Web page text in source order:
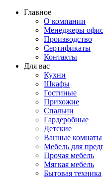
Главное
О компании
Менеджеры
Производство
Сертификаты
Контакты
Для вас
Кухни
Шкафы
Гостиные
Прихожие
Спальни
Гардеробные
Детские
Ванные комнаты
Мебель для
Прочая мебель
Мягкая мебель
Бытовая техника